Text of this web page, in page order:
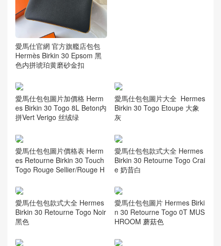
愛馬仕官網 官方旗艦店包包
Hermès Birkin 30 Epsom 黑
色内拼琥珀黄磨砂金扣
愛馬仕包包圖片加價格 Herm
es Birkin 30 Togo 8L Beton内
拼Vert Verigo 丝绒绿
愛馬仕包包圖片大全 Hermes
Birkin 30 Togo Etoupe 大象
灰
愛馬仕包包圖片價格表 Herm
es Retourne Birkin 30 Touch
Togo Rouge Sellier/Rouge H
愛馬仕包包款式大全 Hermes
Birkin 30 Retourne Togo Crai
e 奶昔白
愛馬仕包包款式大全 Hermes
Birkin 30 Retourne Togo Noir
黑色
愛馬仕包包圖片 Hermes Birki
n 30 Retourne Togo 0T MUS
HROOM 蘑菇色